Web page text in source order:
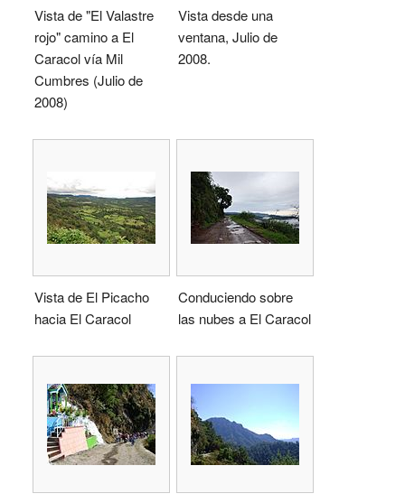
Vista de "El Valastre
rojo" camino a El
Caracol vía Mil
Cumbres (Julio de
2008)
Vista desde una
ventana, Julio de
2008.
Vista de El Picacho
hacia El Caracol
Conduciendo sobre
las nubes a El Caracol